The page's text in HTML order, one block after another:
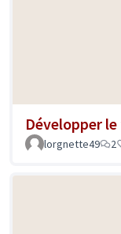
Développer
lorgnette49
2